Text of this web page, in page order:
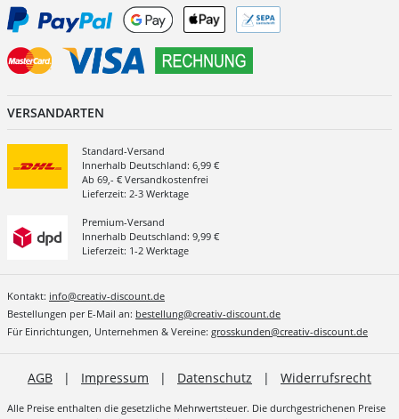
VERSANDARTEN
Standard-Versand
Innerhalb Deutschland: 6,99 €
Ab 69,- € Versandkostenfrei
Lieferzeit: 2-3 Werktage
Premium-Versand
Innerhalb Deutschland: 9,99 €
Lieferzeit: 1-2 Werktage
Kontakt: info@creativ-discount.de
Bestellungen per E-Mail an: bestellung@creativ-discount.de
Für Einrichtungen, Unternehmen & Vereine: grosskunden@creativ-discount.de
AGB | Impressum | Datenschutz | Widerrufsrecht
Alle Preise enthalten die gesetzliche Mehrwertsteuer. Die durchgestrichenen Preise